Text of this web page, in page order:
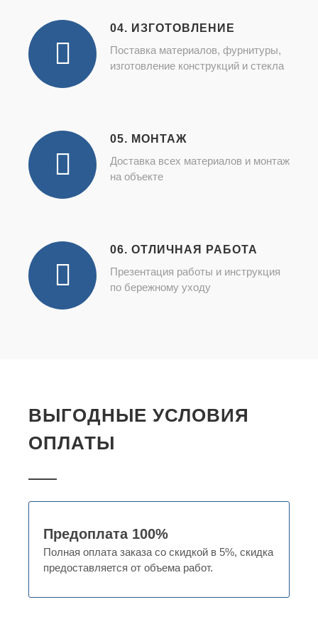
04. ИЗГОТОВЛЕНИЕ
Поставка материалов, фурнитуры,
изготовление конструкций и стекла
05. МОНТАЖ
Доставка всех материалов и монтаж
на объекте
06. ОТЛИЧНАЯ РАБОТА
Презентация работы и инструкция
по бережному уходу
ВЫГОДНЫЕ УСЛОВИЯ
ОПЛАТЫ
Предоплата 100%
Полная оплата заказа со скидкой в 5%, скидка
предоставляется от объема работ.